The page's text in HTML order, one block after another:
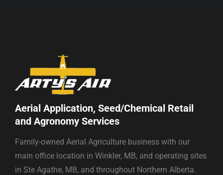
Aerial Application, Seed/Chemical Retail
and Agronomy Services
Family-owned Aerial Agriculture business with our
main office location in Winkler, MB, and operating sites
in Ste Agathe, MB, and throughout Northern Alberta.